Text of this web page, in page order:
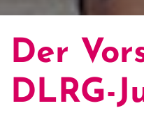
Der
DLRG-